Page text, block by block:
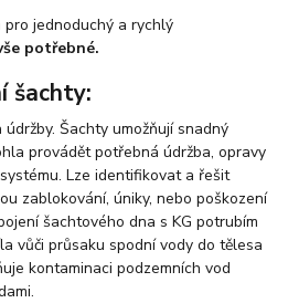
pro jednoduchý a rychlý
potřebné.
šachty:
Šachty umožňují snadný
provádět potřebná údržba, opravy
Lze identifikovat a řešit
zablokování, úniky, nebo poškození
šachtového dna s KG potrubím
vůči průsaku spodní vody do tělesa
kontaminaci podzemních vod